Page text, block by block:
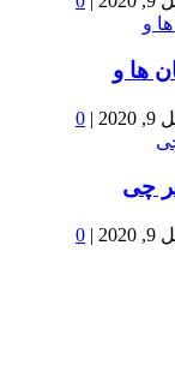
ها و
|
0
چی
|
0